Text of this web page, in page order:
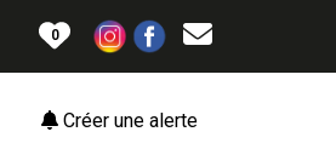
0
Créer une alerte